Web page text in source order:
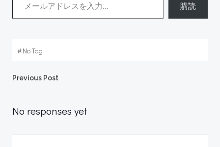
購読
#No Tag
Post
navigation
Previous Post
No responses yet